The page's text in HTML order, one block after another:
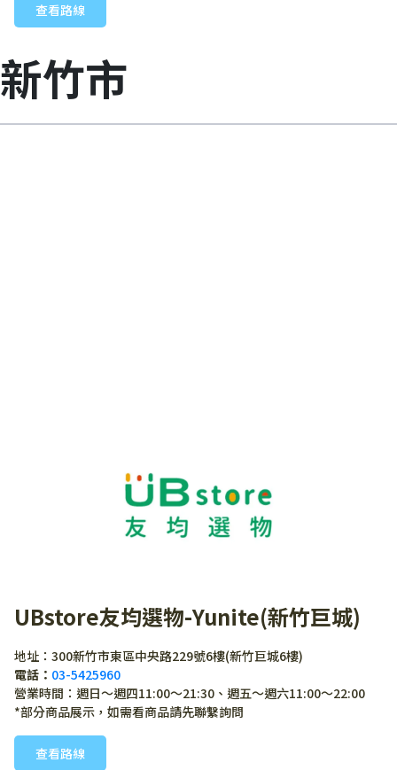
查看路線
新竹市
UBstore友均選物-Yunite(新竹巨城)
地址：300新竹市東區中央路229號6樓(新竹巨城6樓)
電話： 03-5425960
營業時間：週日～週四11:00～21:30、週五～週六11:00～22:00
*部分商品展示，如需看商品請先聯繫詢問
查看路線